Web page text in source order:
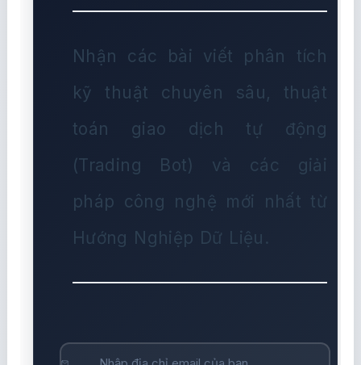
Nhận các bài viết phân tích
kỹ thuật chuyên sâu, thuật
toán giao dịch tự động
(Trading Bot) và các giải
pháp công nghệ mới nhất từ
Hướng Nghiệp Dữ Liệu.